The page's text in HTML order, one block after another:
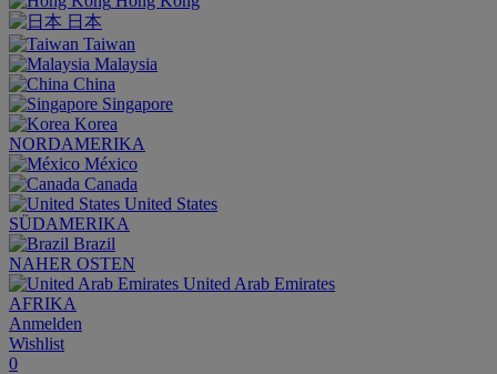
日本
Taiwan
Malaysia
China
Singapore
Korea
NORDAMERIKA
México
Canada
United States
SÜDAMERIKA
Brazil
NAHER OSTEN
United Arab Emirates
AFRIKA
Anmelden
Wishlist
0